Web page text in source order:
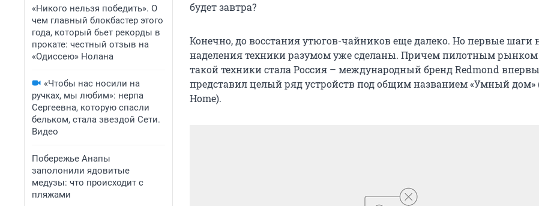
«Никого нельзя победить». О
чем главный блокбастер этого
года, который бьет рекорды в
прокате: честный отзыв на
«Одиссею» Нолана
«Чтобы нас носили на
ручках, мы любим»: нерпа
Сергеевна, которую спасли
бельком, стала звездой Сети.
Видео
Побережье Анапы
заполонили ядовитые
медузы: что происходит с
пляжами
будет завтра?
Конечно, до восстания утюгов-чайников еще далеко. Но первые шаги
наделения техники разумом уже сделаны. Причем пилотным
такой техники стала Россия – международный бренд Redmond
представил целый ряд устройств под общим названием «Умный дом»
Home).